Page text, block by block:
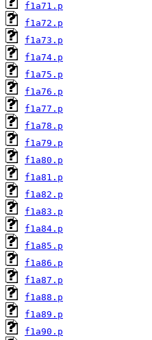
f1a71.p
f1a72.p
f1a73.p
f1a74.p
f1a75.p
f1a76.p
f1a77.p
f1a78.p
f1a79.p
f1a80.p
f1a81.p
f1a82.p
f1a83.p
f1a84.p
f1a85.p
f1a86.p
f1a87.p
f1a88.p
f1a89.p
f1a90.p